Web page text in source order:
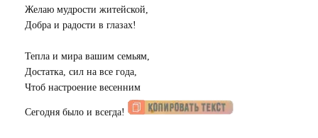
Желаю мудрости житейской,
Добра и радости в глазах!
Тепла и мира вашим семьям,
Достатка, сил на все года,
Чтоб настроение весенним
Сегодня было и всегда!